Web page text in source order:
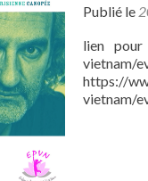
Publié le
lien pour
vietnam/
https://
vietnam/